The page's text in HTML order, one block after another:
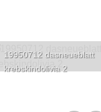
19950712 dasneueblatt
krebskindolivia 2